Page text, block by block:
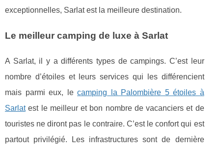
exceptionnelles, Sarlat est la meilleure destination.
Le meilleur camping de luxe à Sarlat
A Sarlat, il y a différents types de campings. C’est leur
nombre d’étoiles et leurs services qui les différencient
mais parmi eux, lecamping la Palombière 5 étoiles à
Sarlatest le meilleur et bon nombre de vacanciers et de
touristes ne diront pas le contraire. C’est le confort qui est
partout privilégié. Les infrastructures sont de dernière